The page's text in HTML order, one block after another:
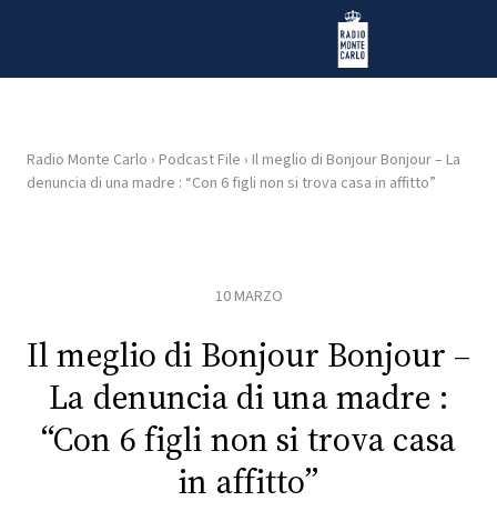
Radio Monte Carlo
HOME
RADIO
PLAYLIST
Radio Monte Carlo › Podcast File › Il meglio di Bonjour Bonjour – La
denuncia di una madre : “Con 6 figli non si trova casa in affitto”
10 MARZO
Il meglio di Bonjour Bonjour –
La denuncia di una madre :
“Con 6 figli non si trova casa
in affitto”